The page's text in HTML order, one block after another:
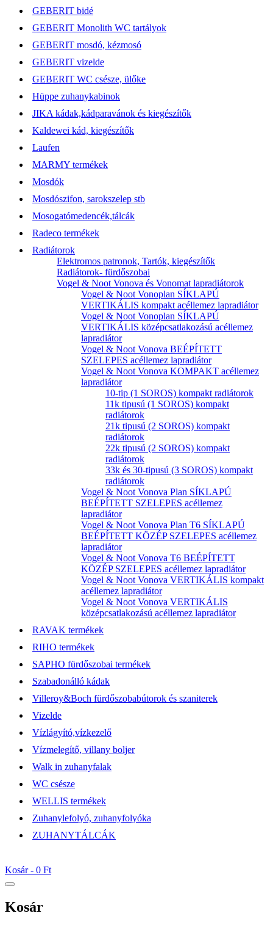
GEBERIT bidé
GEBERIT Monolith WC tartályok
GEBERIT mosdó, kézmosó
GEBERIT vizelde
GEBERIT WC csésze, ülőke
Hüppe zuhanykabinok
JIKA kádak,kádparavánok és kiegészítők
Kaldewei kád, kiegészítők
Laufen
MARMY termékek
Mosdók
Mosdószifon, sarokszelep stb
Mosogatómedencék,tálcák
Radeco termékek
Radiátorok
Elektromos patronok, Tartók, kiegészítők
Radiátorok- fürdőszobai
Vogel & Noot Vonova és Vonomat lapradiátorok
Vogel & Noot Vonoplan SÍKLAPÚ
VERTIKÁLIS kompakt acéllemez lapradiátor
Vogel & Noot Vonoplan SÍKLAPÚ
VERTIKÁLIS középcsatlakozású acéllemez
lapradiátor
Vogel & Noot Vonova BEÉPÍTETT
SZELEPES acéllemez lapradiátor
Vogel & Noot Vonova KOMPAKT acéllemez
lapradiátor
10-tip (1 SOROS) kompakt radiátorok
11k tipusú (1 SOROS) kompakt
radiátorok
21k tipusú (2 SOROS) kompakt
radiátorok
22k tipusú (2 SOROS) kompakt
radiátorok
33k és 30-tipusú (3 SOROS) kompakt
radiátorok
Vogel & Noot Vonova Plan SÍKLAPÚ
BEÉPÍTETT SZELEPES acéllemez
lapradiátor
Vogel & Noot Vonova Plan T6 SÍKLAPÚ
BEÉPÍTETT KÖZÉP SZELEPES acéllemez
lapradiátor
Vogel & Noot Vonova T6 BEÉPÍTETT
KÖZÉP SZELEPES acéllemez lapradiátor
Vogel & Noot Vonova VERTIKÁLIS kompakt
acéllemez lapradiátor
Vogel & Noot Vonova VERTIKÁLIS
középcsatlakozású acéllemez lapradiátor
RAVAK termékek
RIHO termékek
SAPHO fürdőszobai termékek
Szabadonálló kádak
Villeroy&Boch fürdőszobabútorok és szaniterek
Vizelde
Vízlágyító,vízkezelő
Vízmelegítő, villany boljer
Walk in zuhanyfalak
WC csésze
WELLIS termékek
Zuhanylefolyó, zuhanyfolyóka
ZUHANYTÁLCÁK
Kosár - 0 Ft
Kosár